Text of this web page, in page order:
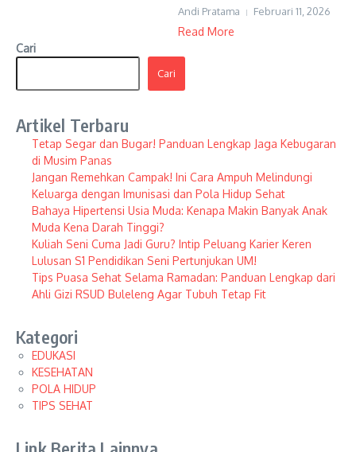
Andi Pratama Februari 11, 2026
Read More
Cari
Cari
Artikel Terbaru
Tetap Segar dan Bugar! Panduan Lengkap Jaga Kebugaran
di Musim Panas
Jangan Remehkan Campak! Ini Cara Ampuh Melindungi
Keluarga dengan Imunisasi dan Pola Hidup Sehat
Bahaya Hipertensi Usia Muda: Kenapa Makin Banyak Anak
Muda Kena Darah Tinggi?
Kuliah Seni Cuma Jadi Guru? Intip Peluang Karier Keren
Lulusan S1 Pendidikan Seni Pertunjukan UM!
Tips Puasa Sehat Selama Ramadan: Panduan Lengkap dari
Ahli Gizi RSUD Buleleng Agar Tubuh Tetap Fit
Kategori
EDUKASI
KESEHATAN
POLA HIDUP
TIPS SEHAT